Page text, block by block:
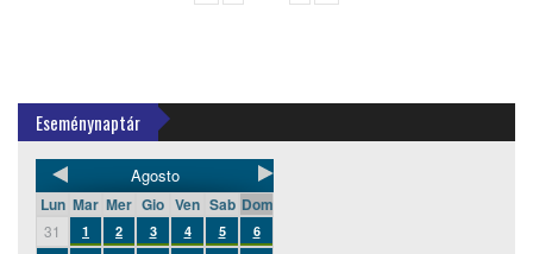
Eseménynaptár
Agosto
Lun Mar Mer Gio Ven Sab Dom
31 1 2 3 4 5
6